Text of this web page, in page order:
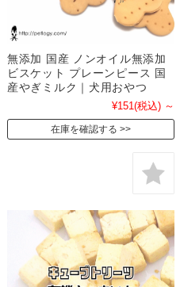
無添加 国産 ノンオイル無添加
ビスケット プレーンピース 国
産やぎミルク｜犬用おやつ
¥151 (税込) ～
在庫を確認する